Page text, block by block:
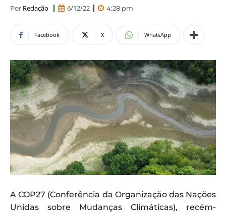
Por Redação 6/12/22 4:28 pm
Facebook X WhatsApp
A COP27 (Conferência da Organização das Nações
Unidas sobre Mudanças Climáticas), recém-